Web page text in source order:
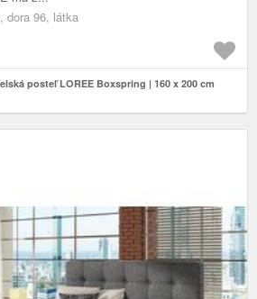
dora 96, látka
posteľ LOREE Boxspring | 160 x 200 cm